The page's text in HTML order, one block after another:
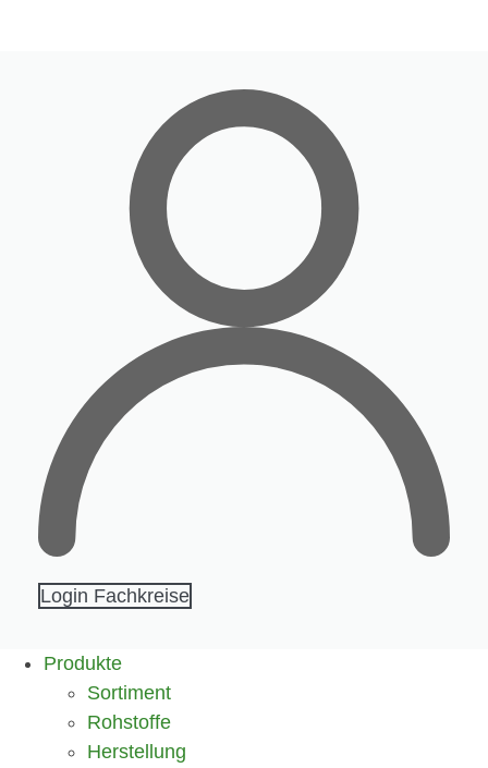
Login Fachkreise
Produkte
Sortiment
Rohstoffe
Herstellung